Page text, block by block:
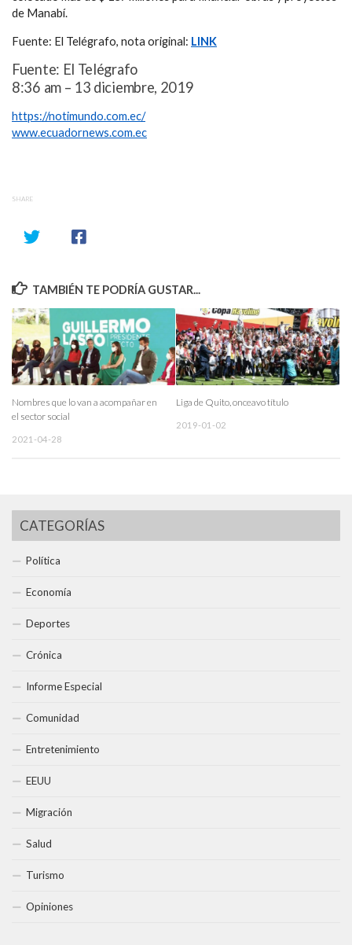
de Manabí.
Fuente: El Telégrafo, nota original: LINK
Fuente: El Telégrafo
8:36 am – 13 diciembre, 2019
https://notimundo.com.ec/
www.ecuadornews.com.ec
SHARE
TAMBIÉN TE PODRÍA GUSTAR...
Nombres que lo van a acompañar en
el sector social
2021-04-28
Liga de Quito, onceavo título
2019-01-02
CATEGORÍAS
Política
Economía
Deportes
Crónica
Informe Especial
Comunidad
Entretenimiento
EEUU
Migración
Salud
Turismo
Opiniones